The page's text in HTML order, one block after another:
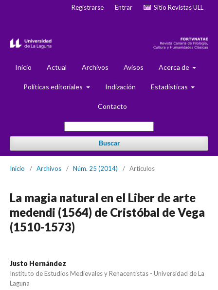
Inicio Actual Archivos Avisos Acerca de
Políticas editoriales Indización Estadísticas
Contacto
Buscar
Registrarse Entrar Sitio Revistas ULL
Inicio / Archivos / Núm. 25 (2014) / Artículos
La magia natural en el Liber de arte
medendi (1564) de Cristóbal de Vega
(1510-1573)
Justo Hernández
Instituto de Estudios Medievales y Renacentistas - Universidad de La
Laguna